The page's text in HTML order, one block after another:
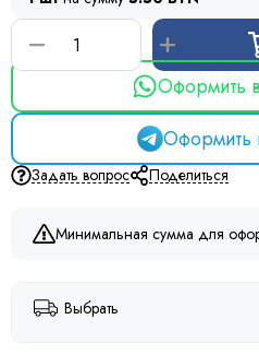
Оформить
Оформить
Задать вопрос Поделиться
Минимальная сумма для
Выбрать